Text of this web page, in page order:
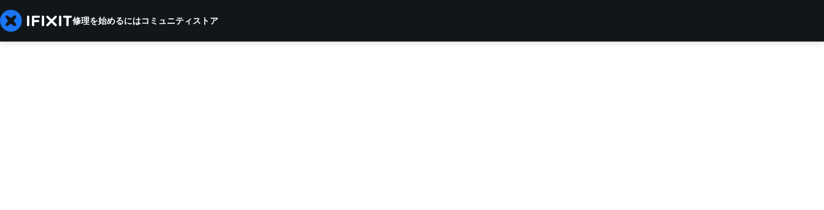
修理を始めるにはコミュニティストア